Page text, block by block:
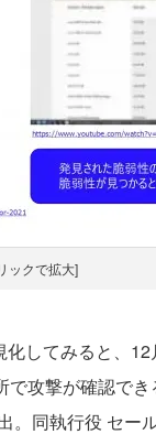
ックで拡大]
してみると、
攻撃が確認で
。同執行役 セー